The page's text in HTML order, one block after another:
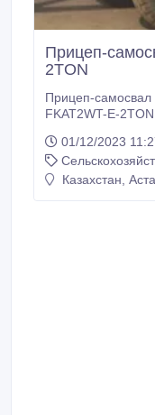
Прицеп-
2TON
Прицеп-самосвал
FKAT2WT-E-
с кузовом, опрокидной Число осей - одноосный
Технические
(мм): 2435 x 1219 x 457 Лист боковой
01/12/2023
Казахстан,